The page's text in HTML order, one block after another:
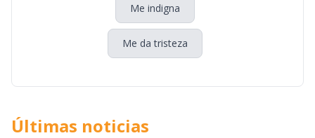
Me indigna
Me da tristeza
Últimas noticias